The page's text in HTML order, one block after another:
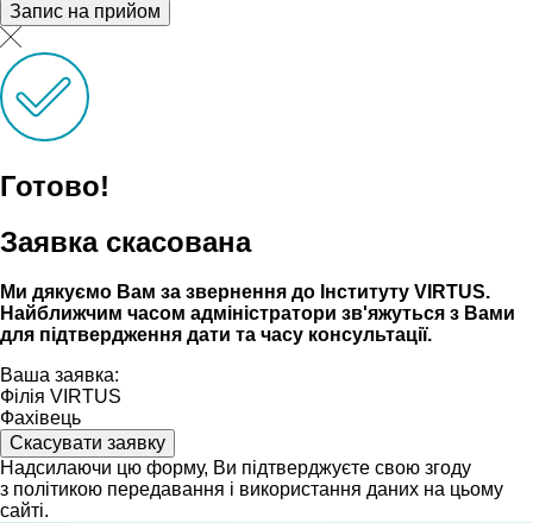
Запис на прийом
Готово!
Заявка скасована
Ми дякуємо Вам за звернення до Інституту VIRTUS.
Найближчим часом адмiнiстратори зв'яжуться з Вами
для пiдтвердження дати та часу консультацiï.
Ваша заявка:
Філія VIRTUS
Фахівець
Скасувати заявку
Надсилаючи цю форму, Ви підтверджуєте свою згоду
з політикою передавання і використання даних на цьому
сайті.